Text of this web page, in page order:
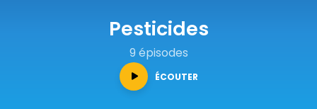
Pesticides
9 épisodes
ÉCOUTER